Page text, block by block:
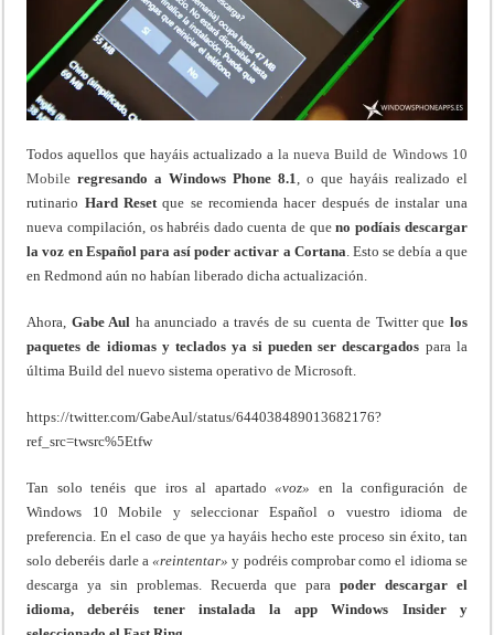
Todos aquellos que hayáis actualizado ala nueva Build de Windows 10
Mobile regresando a Windows Phone 8.1
, o que hayáis realizado el
rutinario Hard Resetque se recomienda hacer después de instalar una
nueva compilación, os habréis dado cuenta de queno podíais descargar
la voz en Español para así poder activar a Cortana . Esto se debía a que
en Redmond aún no habían liberado dicha actualización.
Ahora, Gabe Aul ha anunciado a través de su cuenta de Twitter que los
paquetes de idiomas y teclados ya si pueden ser descargados para la
última Build del nuevo sistema operativo de Microsoft.
https://twitter.com/GabeAul/status/644038489013682176?
ref_src=twsrc%5Etfw
Tan solo tenéis que iros al apartado«voz» en la configuración de
Windows 10 Mobile y seleccionar Español o vuestro idioma de
preferencia. En el caso de que ya hayáis hecho este proceso sin éxito, tan
solo deberéis darle a«reintentar» y podréis comprobar como el idioma se
descarga ya sin problemas. Recuerda que parapoder descargar el
idioma, deberéis tener instalada la app Windows Insider y